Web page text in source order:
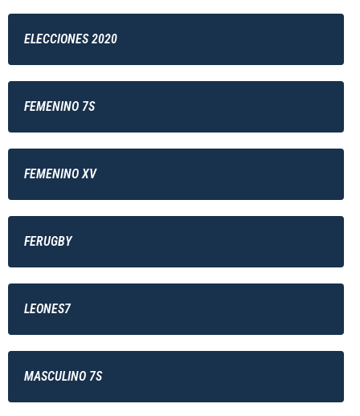
ELECCIONES 2020
FEMENINO 7S
FEMENINO XV
FERUGBY
LEONES7
MASCULINO 7S